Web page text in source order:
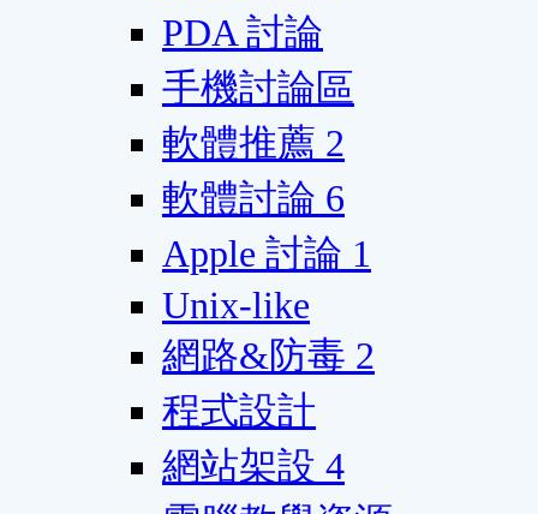
PDA 討論
手機討論區
軟體推薦 2
軟體討論 6
Apple 討論 1
Unix-like
網路&防毒 2
程式設計
網站架設 4